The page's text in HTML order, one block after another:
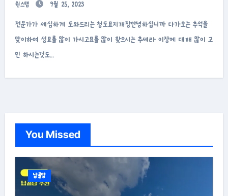
원스텝 9월 25, 2023
전문가가 세심하게 도와드리는 청도묘지개장안녕하십니까 다가오는 추석을
맞이하여 성묘를 많이 가시고묘를 많이 찾으시는 추세라 이장에 대해 많이 고
민 하시는것도…
You Missed
납골당